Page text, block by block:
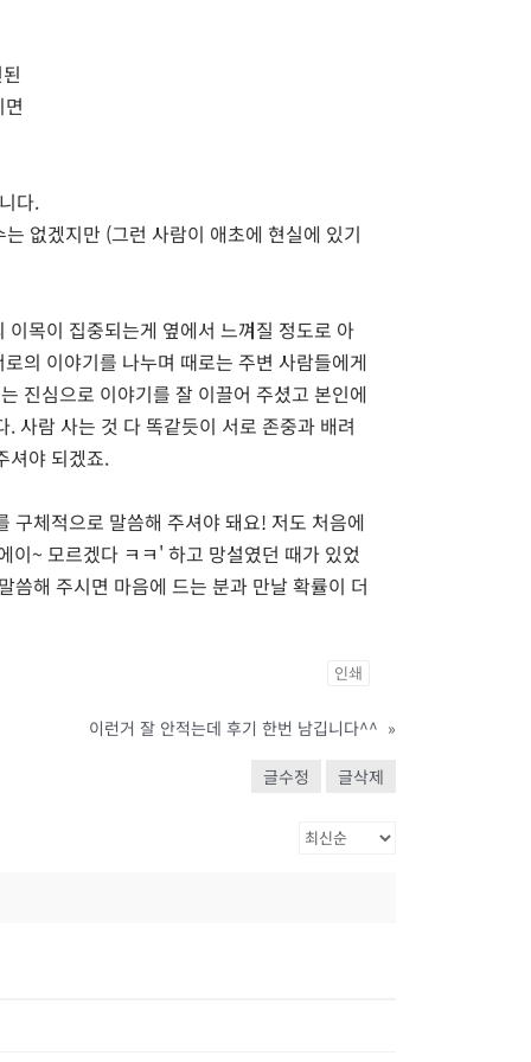
다.
없겠지만 (그런 사람이 애초에 현실에 있기
목이 집중되는게 옆에서 느껴질 정도로 아
의 이야기를 나누며 때로는 주변 사람들에게
진심으로 이야기를 잘 이끌어 주셨고 본인에
사람 사는 것 다 똑같듯이 서로 존중과 배려
셔야 되겠죠.
구체적으로 말씀해 주셔야 돼요! 저도 처음에
이~ 모르겠다 ㅋㅋ' 하고 망설였던 때가 있었
씀해 주시면 마음에 드는 분과 만날 확률이 더
인쇄
이런거 잘 안적는데 후기 한번 남깁니다^^ »
글수정 글삭제